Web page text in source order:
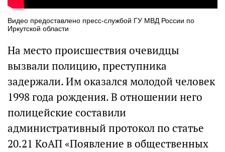
Видео предоставлено пресс-службой ГУ МВД России по
Иркутской области
На место происшествия очевидцы
вызвали полицию, преступника
задержали. Им оказался молодой человек
1998 года рождения. В отношении него
полицейские составили
административный протокол по статье
20.21 КоАП «Появление в общественных